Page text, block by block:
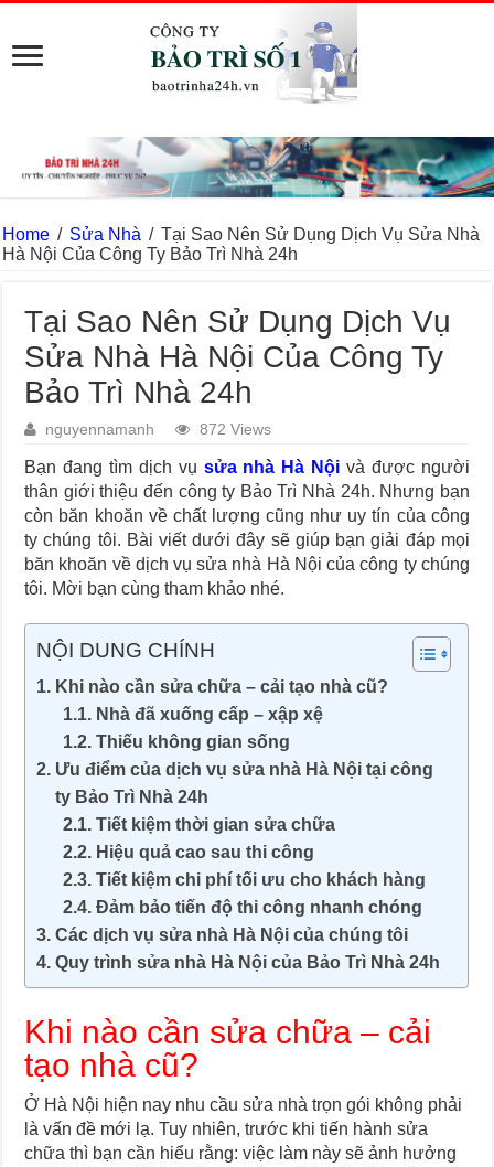
Home / Sửa Nhà / Tại Sao Nên Sử Dụng Dịch Vụ Sửa Nhà
Hà Nội Của Công Ty Bảo Trì Nhà 24h
Tại Sao Nên Sử Dụng Dịch Vụ
Sửa Nhà Hà Nội Của Công Ty
Bảo Trì Nhà 24h
nguyennamanh 872 Views
Bạn đang tìm dịch vụ sửa nhà Hà Nội và được người
thân giới thiệu đến công ty Bảo Trì Nhà 24h. Nhưng bạn
còn băn khoăn về chất lượng cũng như uy tín của công
ty chúng tôi. Bài viết dưới đây sẽ giúp bạn giải đáp mọi
băn khoăn về dịch vụ sửa nhà Hà Nội của công ty chúng
tôi. Mời bạn cùng tham khảo nhé.
NỘI DUNG CHÍNH
Khi nào cần sửa chữa – cải tạo nhà cũ?
Nhà đã xuống cấp – xập xệ
Thiếu không gian sống
Ưu điểm của dịch vụ sửa nhà Hà Nội tại công
ty Bảo Trì Nhà 24h
Tiết kiệm thời gian sửa chữa
Hiệu quả cao sau thi công
Tiết kiệm chi phí tối ưu cho khách hàng
Đảm bảo tiến độ thi công nhanh chóng
Các dịch vụ sửa nhà Hà Nội của chúng tôi
Quy trình sửa nhà Hà Nội của Bảo Trì Nhà 24h
Khi nào cần sửa chữa – cải
tạo nhà cũ?
Ở Hà Nội hiện nay nhu cầu sửa nhà trọn gói không phải
là vấn đề mới lạ. Tuy nhiên, trước khi tiến hành sửa
chữa thì bạn cần hiểu rằng: việc làm này sẽ ảnh hưởng